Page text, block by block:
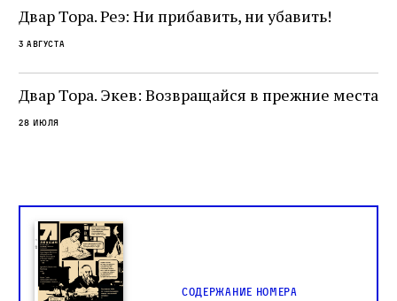
не просто покровитель переводчиков,
окружённый книгами. Перед нами человек,
одно решение которого вызвало возмущение
целой общины и стало частью многовекового
спора о том, кому принадлежит последнее
слово в переводе Библии
Двар Тора. Реэ: Ни прибавить, ни убавить!
3 августа
Двар Тора. Экев: Возвращайся в прежние места
28 июля
Содержание номера